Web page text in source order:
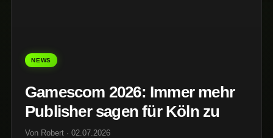
NEWS
Gamescom 2026: Immer mehr
Publisher sagen für Köln zu
Von Robert · 02.07.2026